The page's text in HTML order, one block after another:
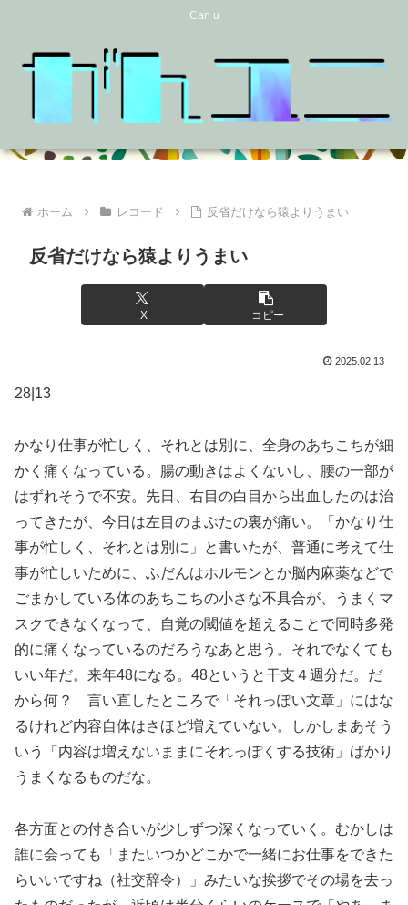
Can u
ホーム レコード 反省だけなら猿よりうまい
反省だけなら猿よりうまい
X コピー
2025.02.13
28|13
かなり仕事が忙しく、それとは別に、全身のあちこちが細
かく痛くなっている。腸の動きはよくないし、腰の一部が
はずれそうで不安。先日、右目の白目から出血したのは治
ってきたが、今日は左目のまぶたの裏が痛い。「かなり仕
事が忙しく、それとは別に」と書いたが、普通に考えて仕
事が忙しいために、ふだんはホルモンとか脳内麻薬などで
ごまかしている体のあちこちの小さな不具合が、うまくマ
スクできなくなって、自覚の閾値を超えることで同時多発
的に痛くなっているのだろうなあと思う。それでなくても
いい年だ。来年48になる。48というと干支４週分だ。だ
から何？ 言い直したところで「それっぽい文章」にはな
るけれど内容自体はさほど増えていない。しかしまあそう
いう「内容は増えないままにそれっぽくする技術」ばかり
うまくなるものだな。
各方面との付き合いが少しずつ深くなっていく。むかしは
誰に会っても「またいつかどこかで一緒にお仕事をできた
らいいですね（社交辞令）」みたいな挨拶でその場を去っ